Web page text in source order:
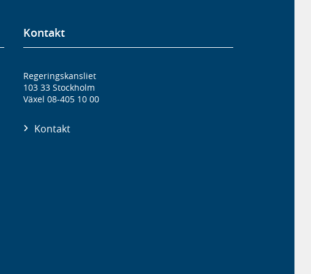
Kontakt
Regeringskansliet
103 33 Stockholm
Växel 08-405 10 00
Kontakt